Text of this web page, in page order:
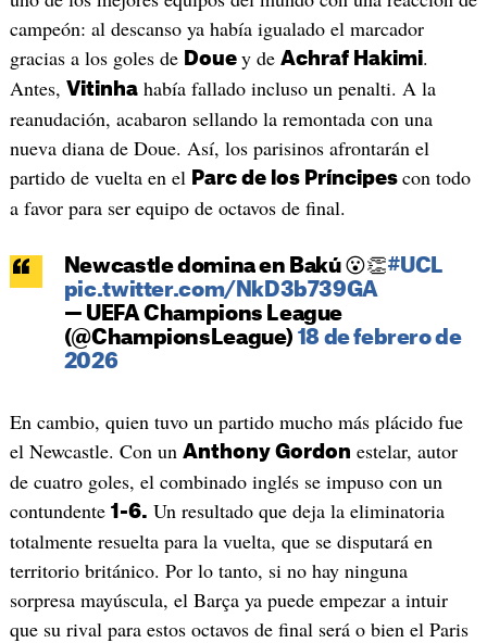
campeón: al descanso ya había igualado el marcador
gracias a los goles de Doue y de Achraf Hakimi.
Antes, Vitinhahabía fallado incluso un penalti. A la
reanudación, acabaron sellando la remontada con una
nueva diana de Doue. Así, los parisinos afrontarán el
partido de vuelta en el Parc de los Príncipes con todo
a favor para ser equipo de octavos de final.
Newcastle domina en Bakú 😮👏#UCL
pic.twitter.com/NkD3b739GA
— UEFA Champions League
(@ChampionsLeague) 18 de febrero de
2026
En cambio, quien tuvo un partido mucho más plácido fue
el Newcastle. Con un Anthony Gordon estelar, autor
de cuatro goles, el combinado inglés se impuso con un
contundente 1-6. Un resultado que deja la eliminatoria
totalmente resuelta para la vuelta, que se disputará en
territorio británico. Por lo tanto, si no hay ninguna
sorpresa mayúscula, el Barça ya puede empezar a intuir
que su rival para estos octavos de final será o bien el Paris